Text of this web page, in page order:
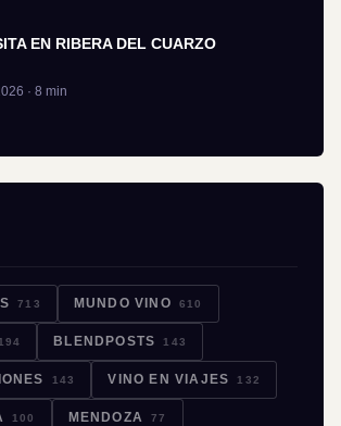
EN RIBERA DEL CUARZO
· 8 min
713 MUNDO VINO 610
194 BLENDPOSTS 143
143 VINO EN VIAJES 132
100 MENDOZA 77